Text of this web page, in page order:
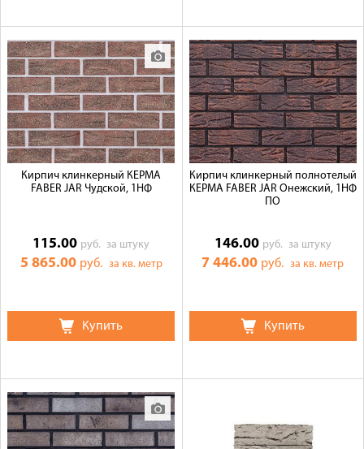
Кирпич клинкерный КЕРМА
FABER JAR Чудской, 1НФ
115.00 руб.за штуку
5 865.00 руб. за кв. метр
Купить
Кирпич клинкерный полнотелый
КЕРМА FABER JAR Онежский, 1НФ
ПО
146.00 руб. за штуку
7 446.00 руб.за кв. метр
Купить